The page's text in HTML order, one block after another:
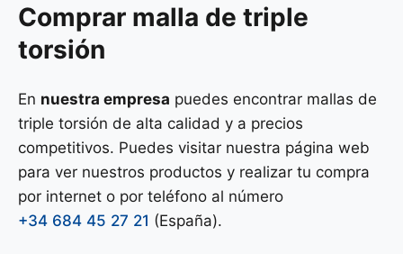
Comprar malla de triple
torsión
En nuestra empresa puedes encontrar mallas de
triple torsión de alta calidad y a precios
competitivos. Puedes visitar nuestra página web
para ver nuestros productos y realizar tu compra
por internet o por teléfono al número
+34 684 45 27 21 (España).